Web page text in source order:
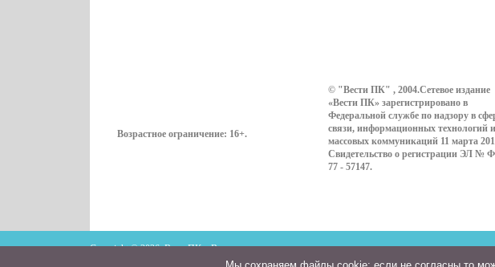
Возрастное ограничение: 16+.
© "Вести ПК" , 2004.Сетевое издание
«Вести ПК» зарегистрировано в
Федеральной службе по надзору в
связи, информационных технологий и
массовых коммуникаций 11 марта
Свидетельство о регистрации ЭЛ №
77 - 57147.
Copyright © 2026. ВестиПК в Воронеже